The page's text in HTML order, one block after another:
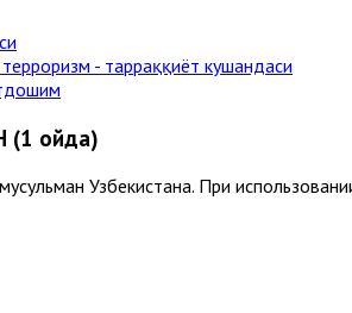
- тарраққиёт кушандаси
(1 ойда)
Узбекистана. При